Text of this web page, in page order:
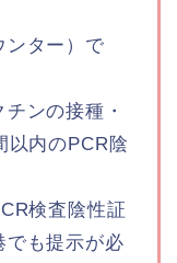
ンター）で
ンの接種・
以内のPCR陰
検査陰性証
でも提示が必